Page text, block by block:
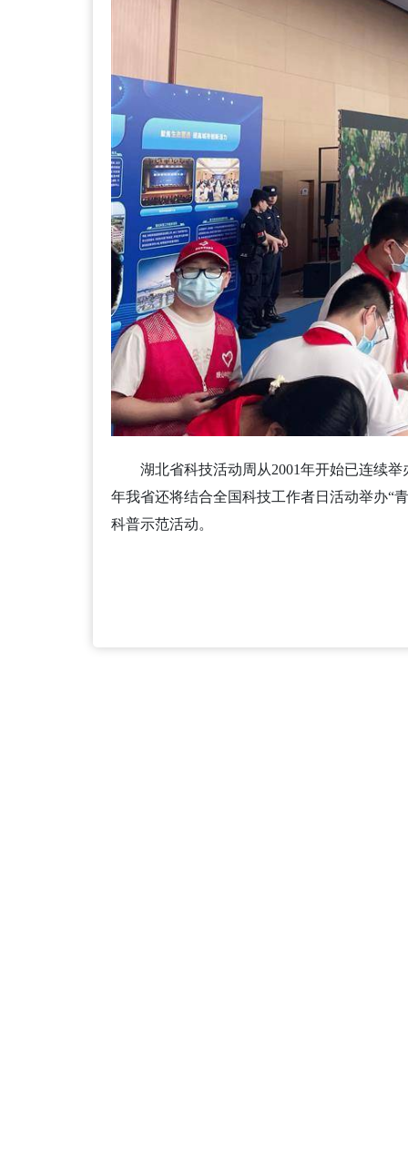
湖北省科技活动周从2001年开始已连续
年我省还将结合全国科技工作者日活动举办“
科普示范活动。